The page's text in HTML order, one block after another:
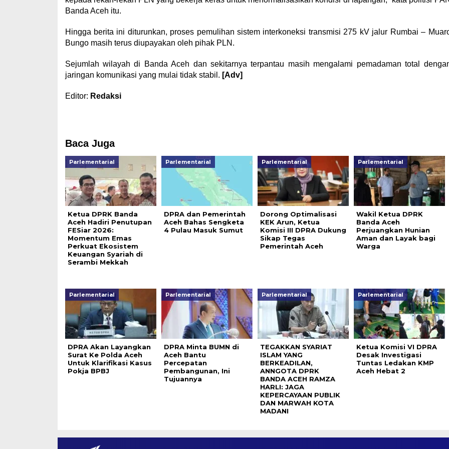
Banda Aceh itu.
Hingga berita ini diturunkan, proses pemulihan sistem interkoneksi transmisi 275 kV jalur Rumbai –
Bungo masih terus diupayakan oleh pihak PLN.
Sejumlah wilayah di Banda Aceh dan sekitarnya terpantau masih mengalami pemadaman total
jaringan komunikasi yang mulai tidak stabil. [Adv]
Editor: Redaksi
Baca Juga
Parlementarial
Ketua DPRK Banda
Aceh Hadiri Penutupan
FESiar 2026:
Momentum Emas
Perkuat Ekosistem
Keuangan Syariah di
Serambi Mekkah
Parlementarial
DPRA dan Pemerintah
Aceh Bahas Sengketa
4 Pulau Masuk Sumut
Parlementarial
Dorong Optimalisasi
KEK Arun, Ketua
Komisi III DPRA Dukung
Sikap Tegas
Pemerintah Aceh
Parlementarial
Wakil Ketua DPRK
Banda Aceh
Perjuangkan Hunian
Aman dan Layak bagi
Warga
Parlementarial
DPRA Akan Layangkan
Surat Ke Polda Aceh
Untuk Klarifikasi Kasus
Pokja BPBJ
Parlementarial
DPRA Minta BUMN di
Aceh Bantu
Percepatan
Pembangunan, Ini
Tujuannya
Parlementarial
TEGAKKAN SYARIAT
ISLAM YANG
BERKEADILAN,
ANNGOTA DPRK
BANDA ACEH RAMZA
HARLI: JAGA
KEPERCAYAAN PUBLIK
DAN MARWAH KOTA
MADANI
Parlementarial
Ketua Komisi VI DPRA
Desak Investigasi
Tuntas Ledakan KMP
Aceh Hebat 2